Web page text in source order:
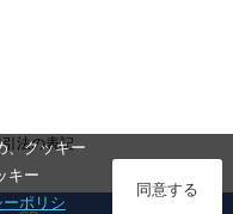
法の表記
、クッキー
キー
ポリシ
同意する